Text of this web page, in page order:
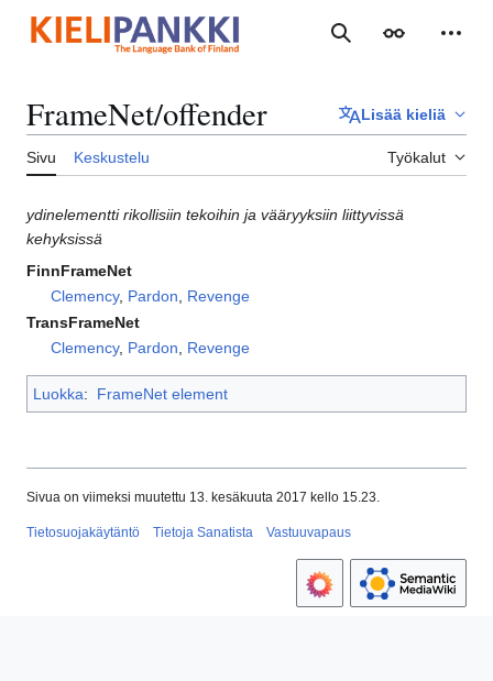
sisältöön
Haku Ulkoasu
FrameNet/offender Lisää kieliä
Sivu Keskustelu Työkalut
ydinelementti rikollisiin tekoihin ja vääryyksiin liittyvissä
kehyksissä
FinnFrameNet
Clemency, Pardon, Revenge
TransFrameNet
Clemency, Pardon, Revenge
Luokka: FrameNet element
Sivua on viimeksi muutettu 13. kesäkuuta 2017 kello 15.23.
Tietosuojakäytäntö Tietoja Sanatista Vastuuvapaus